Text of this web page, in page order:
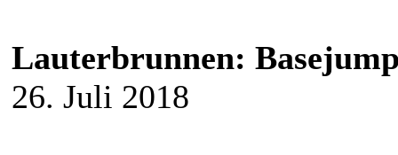
Lauterbrunnen:
26. Juli 2018